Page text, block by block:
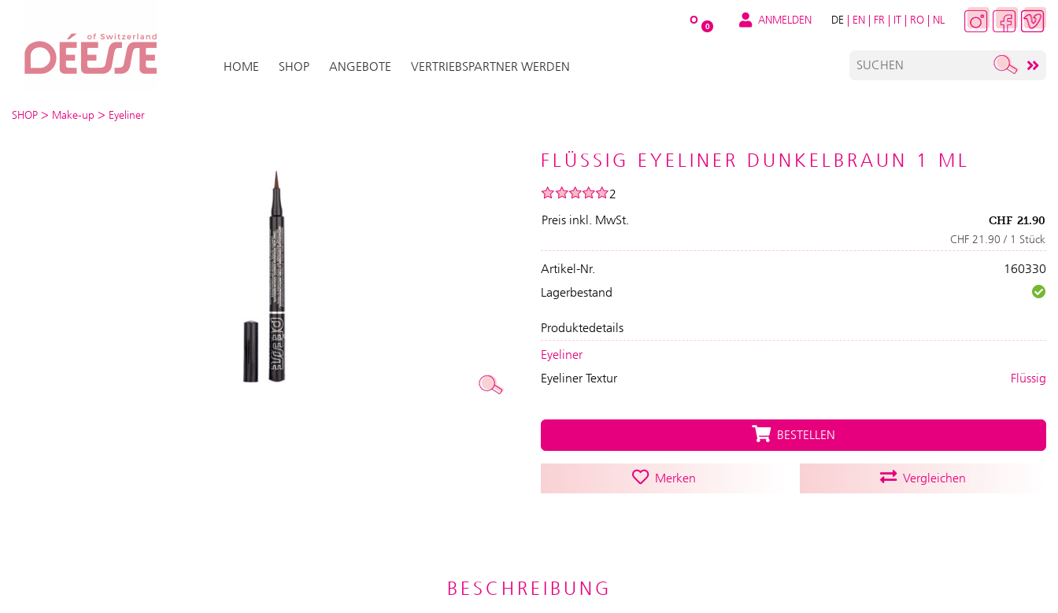
O 0 ANMELDEN DE | EN | FR | IT | RO | NL
HOME SHOP ANGEBOTE VERTRIEBSPARTNER WERDEN
SHOP > Make-up > Eyeliner
FLÜSSIG EYELINER DUNKELBRAUN 1 ML
2
Preis inkl. MwSt.
CHF 21.90
CHF 21.90 / 1 Stück
Artikel-Nr.
160330
Lagerbestand
Produktedetails
Eyeliner
Eyeliner Textur
Flüssig
BESTELLEN
Merken Vergleichen
BESCHREIBUNG